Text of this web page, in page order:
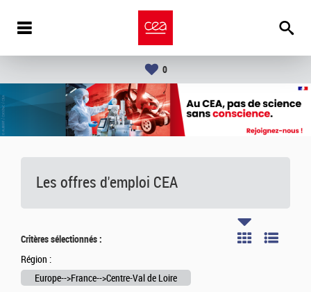
0
Les offres d'emploi CEA
Critères sélectionnés :
Région :
Europe-->France-->Centre-Val de Loire